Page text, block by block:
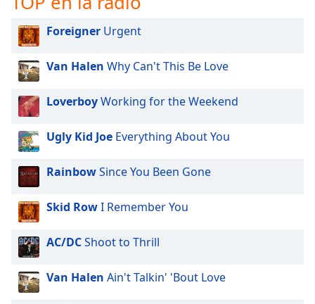
Opacity
Caption
Background
Color
Font
Size
Text
Edge
Style
Foreigner Urgent
Van Halen Why Can't This Be Love
LoverboyWorking for the Weekend
Ugly Kid Joe Everything About You
RainbowSince You Been Gone
Skid RowI Remember You
AC/DCShoot to Thrill
Van Halen Ain't Talkin' 'Bout Love